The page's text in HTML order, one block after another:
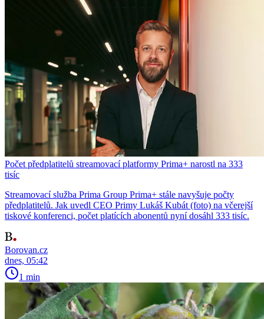
Počet předplatitelů streamovací platformy Prima+ narostl na 333
tisíc
Streamovací služba Prima Group Prima+ stále navyšuje počty
předplatitelů. Jak uvedl CEO Primy Lukáš Kubát (foto) na včerejší
tiskové konferenci, počet platících abonentů nyní dosáhl 333 tisíc.
Borovan.cz
dnes, 05:42
1 min